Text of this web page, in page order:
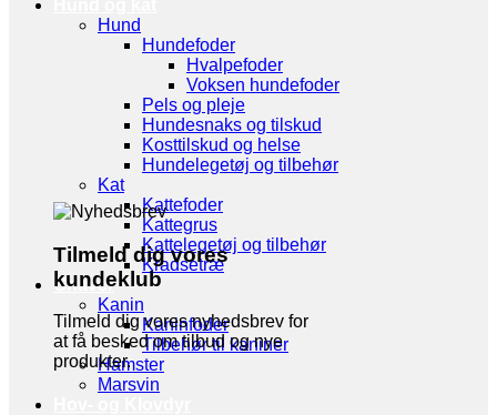
Hund
Hundefoder
Hvalpefoder
Voksen hundefoder
Pels og pleje
Hundesnaks og tilskud
Kosttilskud og helse
Hundelegetøj og tilbehør
Kat
Kattefoder
Kattegrus
Kattelegetøj og tilbehør
Kradsetræ
Gnaver
Kanin
Kaninfoder
Tilbehør til kaniner
Hamster
Marsvin
Tilmeld dig vores
kundeklub
Tilmeld dig vores nyhedsbrev for
at få besked om tilbud og nye
produkter.